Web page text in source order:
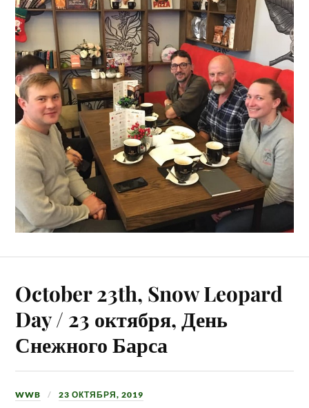
October 23th, Snow Leopard
Day / 23 октября, День
Снежного Барса
WWB 23 ОКТЯБРЯ, 2019